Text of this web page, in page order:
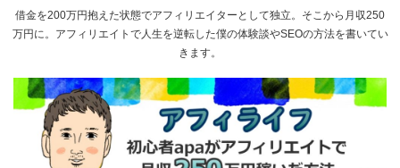
借金を200万円抱えた状態でアフィリエイターとして独立。そこから月収250
万円に。アフィリエイトで人生を逆転した僕の体験談やSEOの方法を書いてい
きます。